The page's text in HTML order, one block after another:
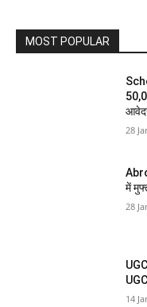
MOST POPULAR
28
में
28
14